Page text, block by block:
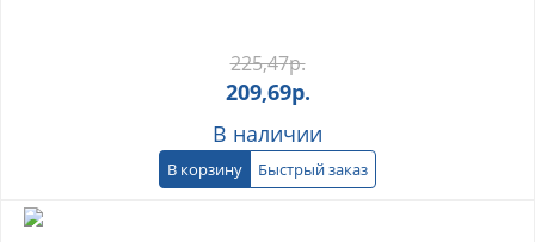
225,47р.
209,69р.
В наличии
В корзину Быстрый заказ